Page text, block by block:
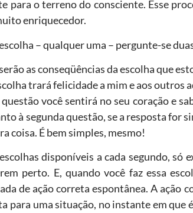
para o terreno do consciente. Esse
enriquecedor.
– qualquer uma – pergunte-se
as conseqüências da escolha que
trará felicidade a mim e aos outros
você sentirá no seu coração e
à segunda questão, se a resposta for
coisa. É bem simples, mesmo!
disponíveis a cada segundo, só
perto. E, quando você faz essa
de ação correta espontânea. A ação
para uma situação, no instante em que